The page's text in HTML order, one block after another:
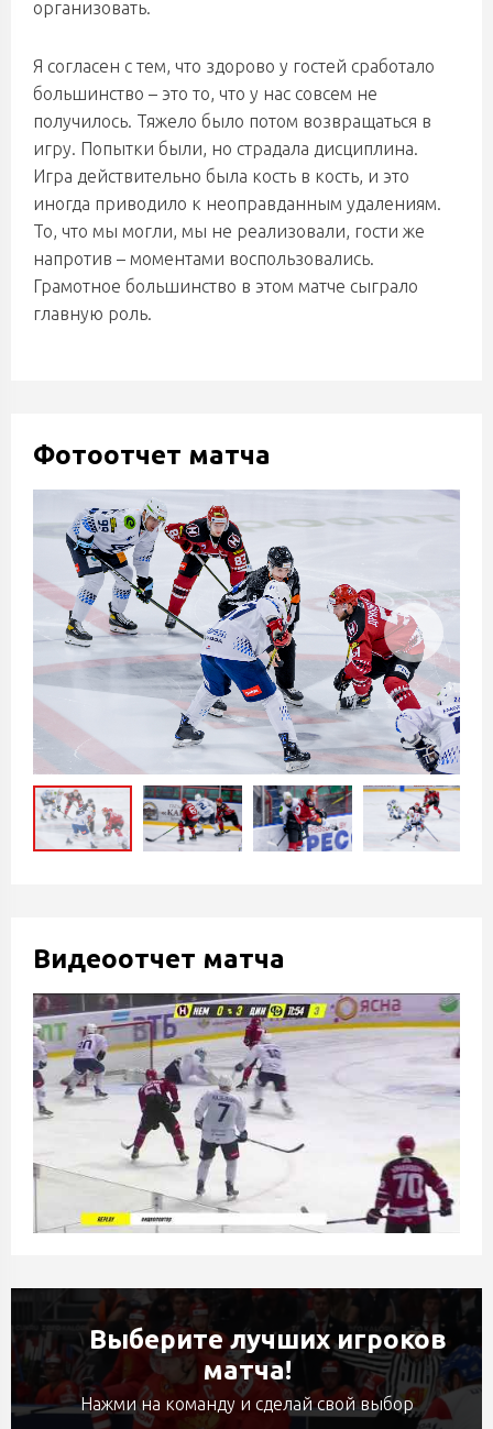
организовать.
Я согласен с тем, что здорово у гостей сработало
большинство – это то, что у нас совсем не
получилось. Тяжело было потом возвращаться в
игру. Попытки были, но страдала дисциплина.
Игра действительно была кость в кость, и это
иногда приводило к неоправданным удалениям.
То, что мы могли, мы не реализовали, гости же
напротив – моментами воспользовались.
Грамотное большинство в этом матче сыграло
главную роль.
Фотоотчет матча
Видеоотчет матча
Выберите лучших игроков
матча!
Нажми на команду и сделай свой выбор